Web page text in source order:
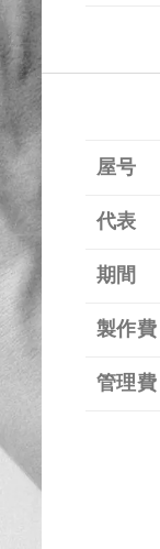
屋号
代表
期間
製作費
管理費